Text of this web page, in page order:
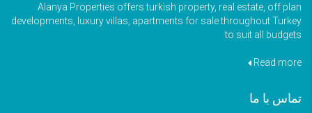
Alanya Properties offers turkish property, real estate, off plan
developments, luxury villas, apartments for sale throughout Turkey
to suit all budgets
Read more
تماس با ما